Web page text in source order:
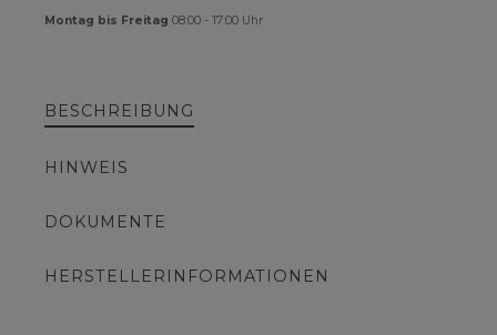
Montag bis Freitag 08:00 - 17:00 Uhr
BESCHREIBUNG
HINWEIS
DOKUMENTE
HERSTELLERINFORMATIONEN